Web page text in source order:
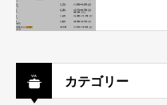
カテゴリー